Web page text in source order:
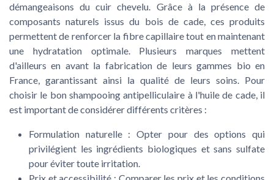
démangeaisons du cuir chevelu. Grâce à la présence de
composants naturels issus du bois de cade, ces produits
permettent de renforcer la fibre capillaire tout en maintenant
une hydratation optimale. Plusieurs marques mettent
d'ailleurs en avant la fabrication de leurs gammes bio en
France, garantissant ainsi la qualité de leurs soins. Pour
choisir le bon shampooing antipelliculaire à l'huile de cade, il
est important de considérer différents critères :
Formulation naturelle: Opter pour des options qui
privilégient les ingrédients biologiques et sans sulfate
pour éviter toute irritation.